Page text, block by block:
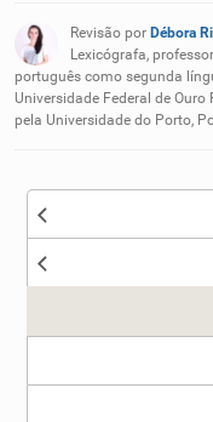
Nenhum dos
Outro
Revisão por Débora
Lexicógrafa,
português como segunda
Universidade Federal de
pela Universidade do Porto,